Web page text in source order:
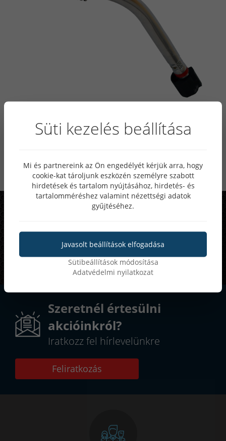
Lista ár: 6 715 Ft
Rendszeres akciók, különleges
ajánlatok
Akár 25-50% kedvezmény
Szeretnél értesülni
akcióinkról?
Iratkozz fel hírlevelünkre
Feliratkozás
Süti kezelés beállítása
Mi és partnereink az Ön engedélyét kérjük arra, hogy
cookie-kat tároljunk eszközén személyre szabott
hirdetések és tartalom nyújtásához, hirdetés- és
tartalomméréshez valamint nézettségi adatok
gyűjtéséhez.
Javasolt beállítások elfogadása
Sütibeállítások módosítása
Adatvédelmi nyilatkozat